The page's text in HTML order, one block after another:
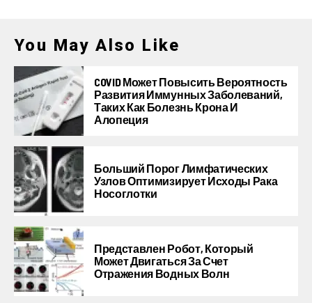
You May Also Like
COVID Может Повысить Вероятность
Развития Иммунных Заболеваний,
Таких Как Болезнь Крона И
Алопеция
Больший Порог Лимфатических
Узлов Оптимизирует Исходы Рака
Носоглотки
Представлен Робот, Который
Может Двигаться За Счет
Отражения Водных Волн